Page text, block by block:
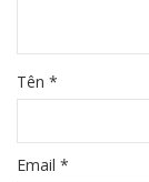
Tên *
Email *